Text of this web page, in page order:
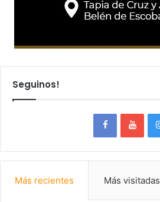
Seguinos!
Más recientes Más visitadas